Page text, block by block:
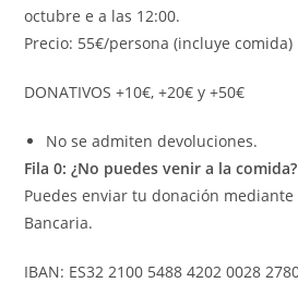
octubre e a las 12:00.
Precio: 55€/persona (incluye comida)
DONATIVOS +10€, +20€ y +50€
No se admiten devoluciones.
Fila 0: ¿No puedes venir a la comida?
Puedes enviar tu donación
Bancaria.
IBAN: ES32 2100 5488 4202 0028